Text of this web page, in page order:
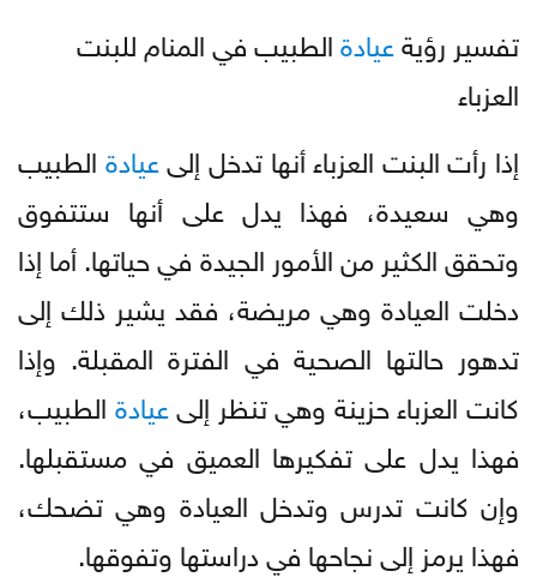
تفسير رؤيةعيادةالطبيب في المنام للبنت
العزباء
إذا رأت البنت العزباء أنها تدخل إلىعيادةالطبيب
وهي سعيدة، فهذا يدل على أنها ستتفوق
وتحقق الكثير من الأمور الجيدة في حياتها. أما إذا
دخلت العيادة وهي مريضة، فقد يشير ذلك إلى
تدهور حالتها الصحية في الفترة المقبلة. وإذا
كانت العزباء حزينة وهي تنظر إلىعيادةالطبيب،
فهذا يدل على تفكيرها العميق في مستقبلها.
وإن كانت تدرس وتدخل العيادة وهي تضحك،
فهذا يرمز إلى نجاحها في دراستها وتفوقها.